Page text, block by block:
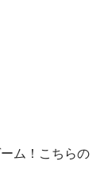
ム！こちらの